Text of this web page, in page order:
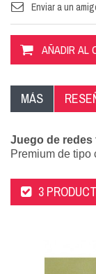
Enviar a un
AÑADIR AL
MÁS
Juego de redes
Premium de tipo
3